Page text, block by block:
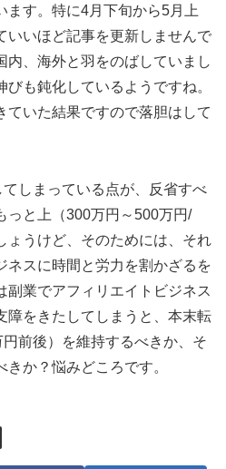
ます。特に4月下旬から5月上
いいほど記事を更新しませんで
内、海外と羽をのばしていまし
も鈍化しているようですね。
ていた結果ですので落胆はして
しまっている点が、反省すべ
っと上（300万円～500万円/
ょうけど、そのためには、それ
ネスに時間と労力を割かざるを
副業でアフィリエイトビジネス
障をきたしてしまうと、本末転
前後）を維持するべきか、そ
か？悩みどころです。